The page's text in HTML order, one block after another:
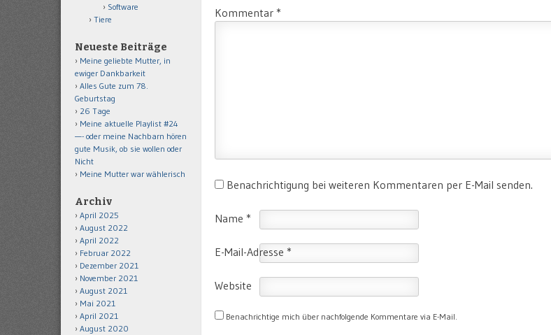
Kommentar *
Benachrichtigung bei weiteren Kommentaren per E-Mail senden.
Name *
E-Mail-Adresse *
Website
Benachrichtige mich über nachfolgende Kommentare via E-Mail.
Software
Tiere
Neueste Beiträge
Meine geliebte Mutter, in
ewiger Dankbarkeit
Alles Gute zum 78.
Geburtstag
26 Tage
Meine aktuelle Playlist #24
—- oder meine Nachbarn hören
gute Musik, ob sie wollen oder
Nicht
Meine Mutter war wählerisch
Archiv
April 2025
August 2022
April 2022
Februar 2022
Dezember 2021
November 2021
August 2021
Mai 2021
April 2021
August 2020